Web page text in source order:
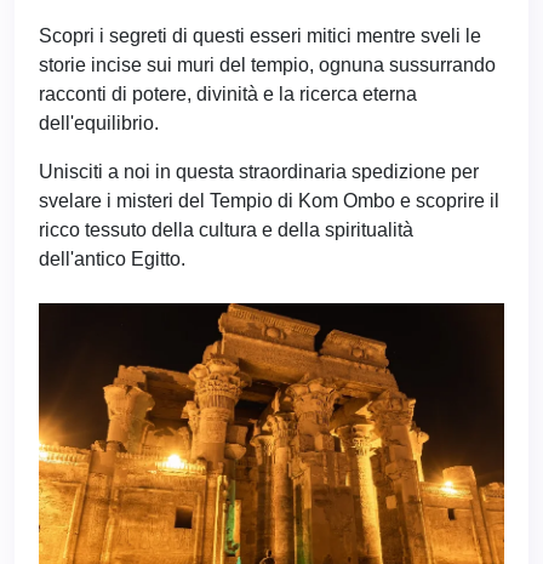
Scopri i segreti di questi esseri mitici mentre sveli le
storie incise sui muri del tempio, ognuna sussurrando
racconti di potere, divinità e la ricerca eterna
dell'equilibrio.
Unisciti a noi in questa straordinaria spedizione per
svelare i misteri del Tempio di Kom Ombo e scoprire il
ricco tessuto della cultura e della spiritualità
dell'antico Egitto.